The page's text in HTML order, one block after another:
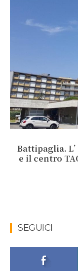
Battipaglia.
e il centro
SEGUICI